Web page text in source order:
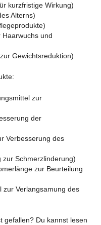
kurzfristige Wirkung)
Alterns)
und
Gewichtsreduktion)
zur
der
Verbesserung des
zur Schmerzlinderung)
zur Beurteilung
zur Verlangsamung des
gefallen? Du kannst lesen